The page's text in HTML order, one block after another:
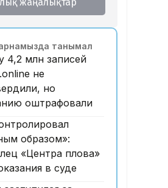
жеткізілген»:
2026
сауда туралы
қол қойылды
2026
«Байсат» базары
24,7 млрд теңгеге
2026
танымал
4,2 млн записей
не
но
оштрафовали
образом»:
«Центра плова»
в суде